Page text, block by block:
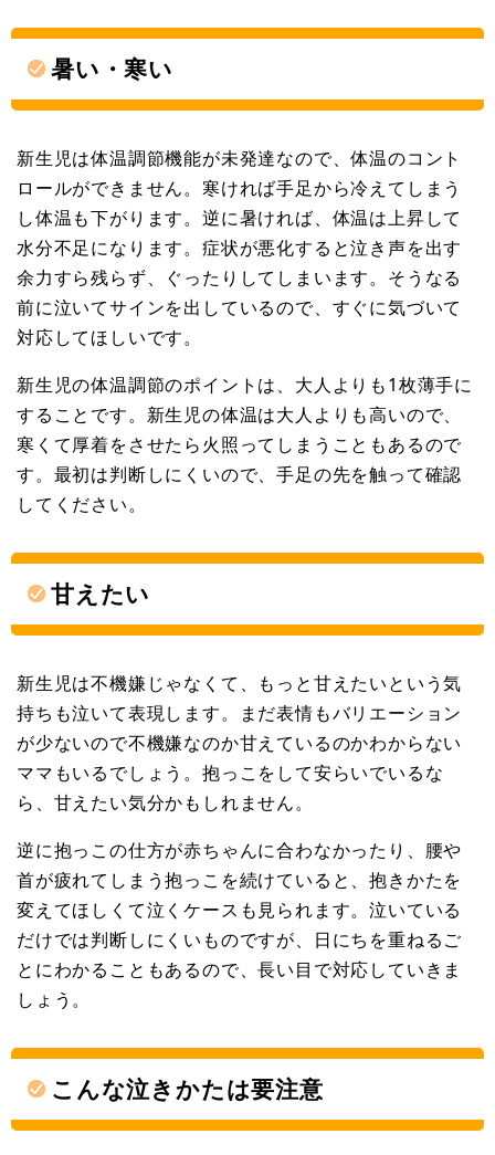
暑い・寒い
新生児は体温調節機能が未発達なので、体温のコント
ロールができません。寒ければ手足から冷えてしまう
し体温も下がります。逆に暑ければ、体温は上昇して
水分不足になります。症状が悪化すると泣き声を出す
余力すら残らず、ぐったりしてしまいます。そうなる
前に泣いてサインを出しているので、すぐに気づいて
対応してほしいです。
新生児の体温調節のポイントは、大人よりも1枚薄手に
することです。新生児の体温は大人よりも高いので、
寒くて厚着をさせたら火照ってしまうこともあるので
す。最初は判断しにくいので、手足の先を触って確認
してください。
甘えたい
新生児は不機嫌じゃなくて、もっと甘えたいという気
持ちも泣いて表現します。まだ表情もバリエーション
が少ないので不機嫌なのか甘えているのかわからない
ママもいるでしょう。抱っこをして安らいでいるな
ら、甘えたい気分かもしれません。
逆に抱っこの仕方が赤ちゃんに合わなかったり、腰や
首が疲れてしまう抱っこを続けていると、抱きかたを
変えてほしくて泣くケースも見られます。泣いている
だけでは判断しにくいものですが、日にちを重ねるご
とにわかることもあるので、長い目で対応していきま
しょう。
こんな泣きかたは要注意